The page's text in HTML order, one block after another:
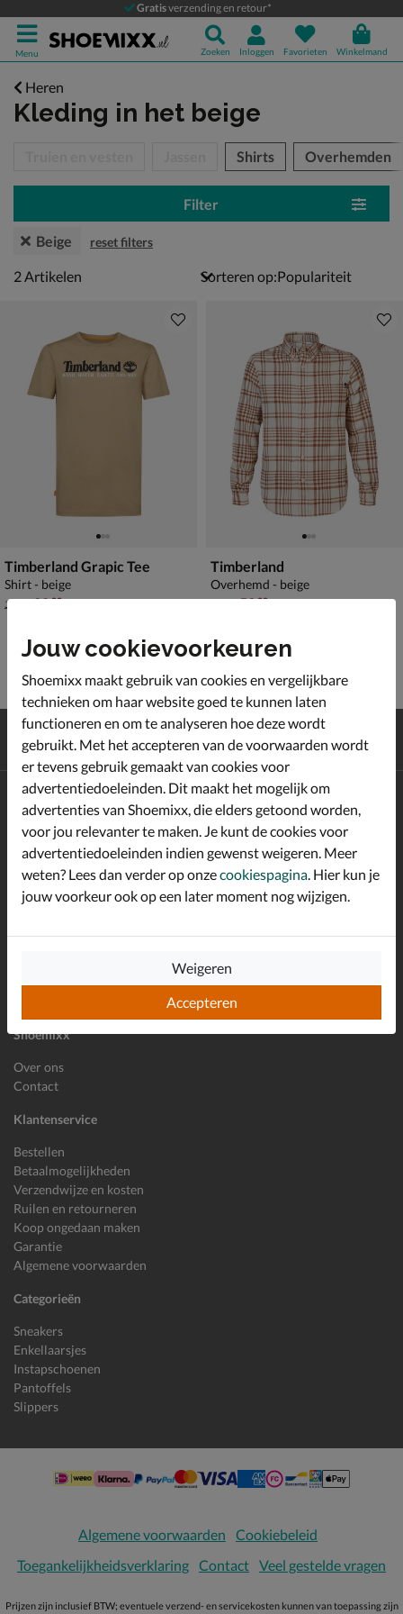
Gratisverzending en retour*
Menu Zoeken Inloggen Favorieten Winkelmand
Heren
Kleding in het beige
Shirts Overhemden
Filter
Beige reset filters
2 artikelen
2Artikelen Sorteren op:
Timberland Grapic Tee
Shirt - beige
van € 34,99 voor € 20,99
34 20,99
Timberland
Overhemd - beige
van € 99,99 voor € 59,99
59,99
Gratisverzending en retour*
Achterafbetalen
Shoemixx
Over ons
Contact
Klantenservice
Bestellen
Betaalmogelijkheden
Verzendwijze en kosten
Ruilen en retourneren
Koop ongedaan maken
Garantie
Algemene voorwaarden
Categorieën
Sneakers
Enkellaarsjes
Instapschoenen
Pantoffels
Slippers
Altijd op de hoogte zijn?
Schrijf je in voor de Shoemixx nieuwsbrief en ontvang €10,-
welkomstkorting!*
E-mailadres
Algemene voorwaarden
Cookiebeleid
Toegankelijkheidsverklaring Contact Veel gestelde vragen
Prijzen zijn inclusief BTW; eventuele verzend- en servicekosten kunnen van toepassing zijn
Jouw cookievoorkeuren
Shoemixx maakt gebruik van cookies en vergelijkbare
technieken om haar website goed te kunnen laten
functioneren en om te analyseren hoe deze wordt
gebruikt. Met het accepteren van de voorwaarden wordt
er tevens gebruik gemaakt van cookies voor
advertentiedoeleinden. Dit maakt het mogelijk om
advertenties van Shoemixx, die elders getoond worden,
voor jou relevanter te maken. Je kunt de cookies voor
advertentiedoeleinden indien gewenst weigeren. Meer
weten? Lees dan verder op onzecookiespagina . Hier kun je
jouw voorkeur ook op een later moment nog wijzigen.
Accepteren
Weigeren